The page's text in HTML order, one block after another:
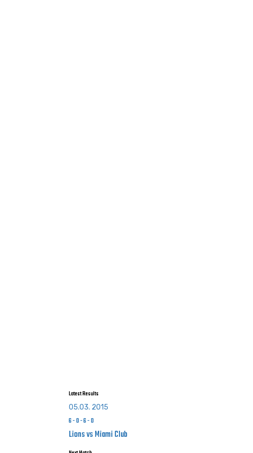
Latest Results
05.03. 2015
6-0-6-0
Lions vs Miami Club